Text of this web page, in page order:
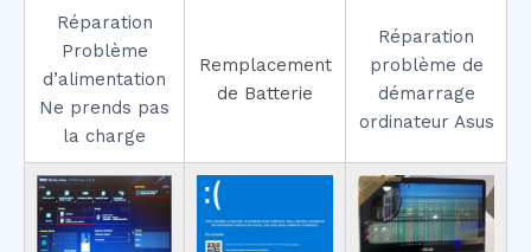
Réparation
Problème
d’alimentation
Ne prends pas
la charge
Remplacement
de Batterie
Réparation
problème de
démarrage
ordinateur Asus